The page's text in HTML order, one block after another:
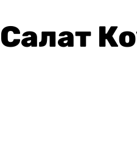
Салат